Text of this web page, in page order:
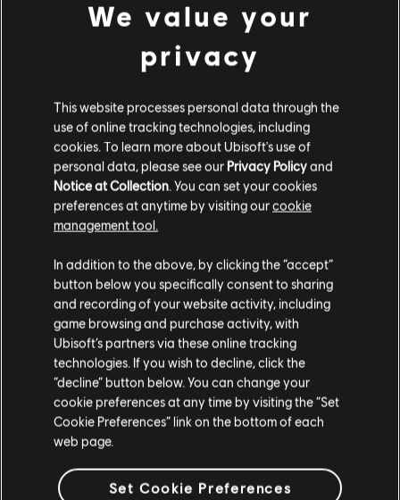
Zjednoczone.
Odwiedź nasz lokalny Sklep by dokonać zakupu.
Zostań w obecnym Sklepie
Przejdź do lokalnego Sklepu
We value your
privacy
This website processes personal data through the
use of online tracking technologies, including
cookies. To learn more about Ubisoft's use of
personal data, please see our Privacy Policyand
Notice at Collection. You can set your cookies
preferences at anytime by visiting ourcookie
management tool.
In addition to the above, by clicking the “accept”
button below you specifically consent to sharing
and recording of your website activity, including
game browsing and purchase activity, with
Ubisoft’s partners via these online tracking
technologies. If you wish to decline, click the
“decline” button below. You can change your
cookie preferences at any time by visiting the “Set
Cookie Preferences” link on the bottom of each
web page.
Set Cookie Preferences